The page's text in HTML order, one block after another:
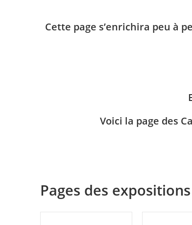
Cette page s’enrichira peu à
Voici la page des
Pages des